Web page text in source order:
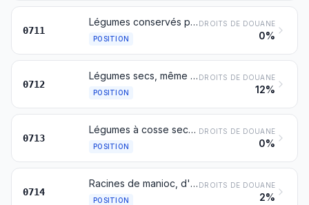
0711
Légumes conservés provisoirement, mais impropres, en l’état, à l’alimentation
POSITION
DROITS DE DOUANE
0%
0712
Légumes secs, même coupés en morceaux ou en tranches ou bien broyés ou pulvérisés, mais non autrement préparés
POSITION
DROITS DE DOUANE
12%
0713
Légumes à cosse secs, écossés, même décortiqués ou cassés
POSITION
DROITS DE DOUANE
0%
0714
Racines de manioc, d'arrow-root ou de salep, topinambours, patates douces et racines et tubercules similaires à haute teneur en fécule ou en inuline, frais, réfrigérés, congelés ou séchés, même débités en morceaux ou agglomérés sous forme de pellets; moelle de sagoutier
POSITION
DROITS DE DOUANE
2%